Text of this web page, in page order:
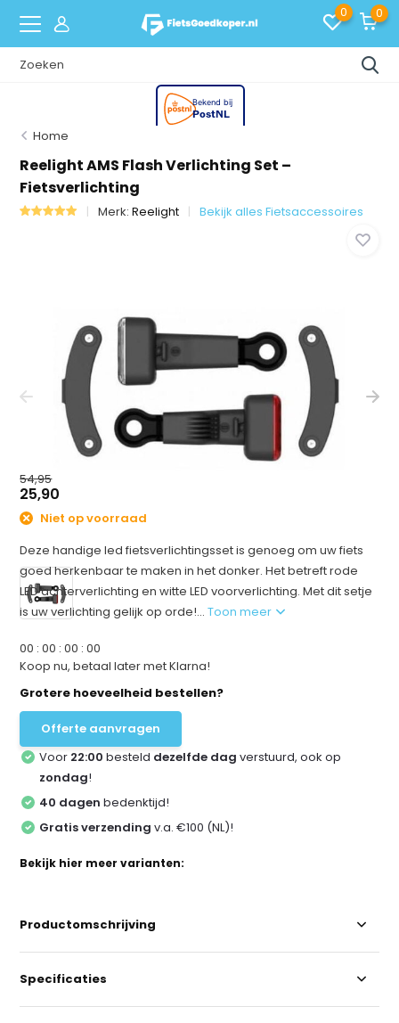
0 0
Home
Reelight AMS Flash Verlichting Set –
Fietsverlichting
Merk:Reelight Bekijk alles Fietsaccessoires
54,95
25,90
Niet op voorraad
Deze handige led fietsverlichtingsset is genoeg om uw fiets
goed herkenbaar te maken in het donker. Het betreft rode
LED achterverlichting en witte LED voorverlichting. Met dit setje
is uw verlichting gelijk op orde!...Toon meer
00 :00 :00 :00
Koop nu, betaal later met Klarna!
Grotere hoeveelheid bestellen?
Offerte aanvragen
Voor 22:00 besteld dezelfde dag verstuurd, ook op
zondag!
40 dagen bedenktijd!
Gratis verzending v.a. €100 (NL)!
Bekijk hier meer varianten:
Productomschrijving
Specificaties